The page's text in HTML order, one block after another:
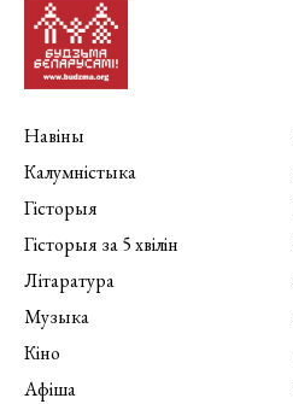
Навіны
Калумністыка
Гісторыя
Гісторыя за 5 хвілін
Літаратура
Музыка
Кіно
Афіша